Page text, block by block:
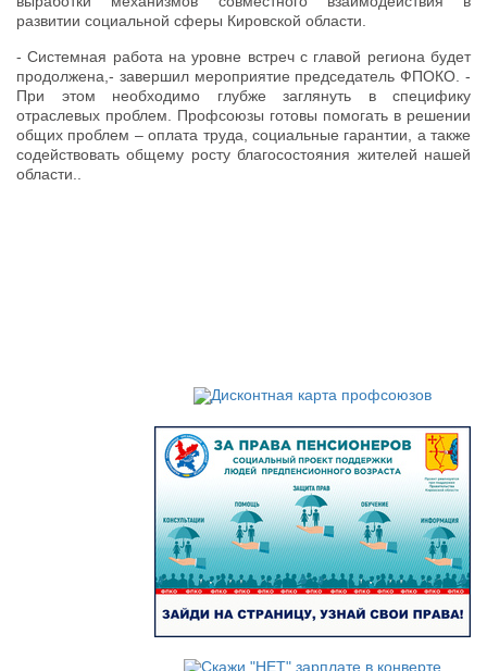
развитии социальной сферы Кировской области.
- Системная работа на уровне встреч с главой региона будет
продолжена,- завершил мероприятие председатель ФПОКО. -
При этом необходимо глубже заглянуть в специфику
отраслевых проблем. Профсоюзы готовы помогать в решении
общих проблем – оплата труда, социальные гарантии, а также
содействовать общему росту благосостояния жителей нашей
области..